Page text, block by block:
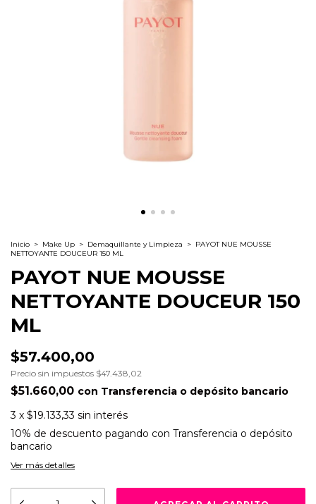
Inicio > Make Up > Demaquillante y Limpieza > PAYOT NUE MOUSSE
NETTOYANTE DOUCEUR 150 ML
PAYOT NUE MOUSSE
NETTOYANTE DOUCEUR 150
ML
$57.400,00
Precio sin impuestos $47.438,02
$51.660,00 con Transferencia o depósito bancario
3 x $19.133,33 sin interés
10% de descuento pagando con Transferencia o depósito
bancario
Ver más detalles